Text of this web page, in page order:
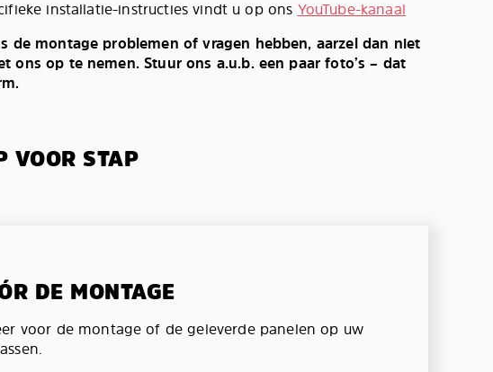
installatie-instructies vindt u op ons YouTube-kanaal
de montage problemen of vragen hebben, aarzel dan niet
ons op te nemen. Stuur ons a.u.b. een paar foto’s – dat
VOOR STAP
DE MONTAGE
voor de montage of de geleverde panelen op uw